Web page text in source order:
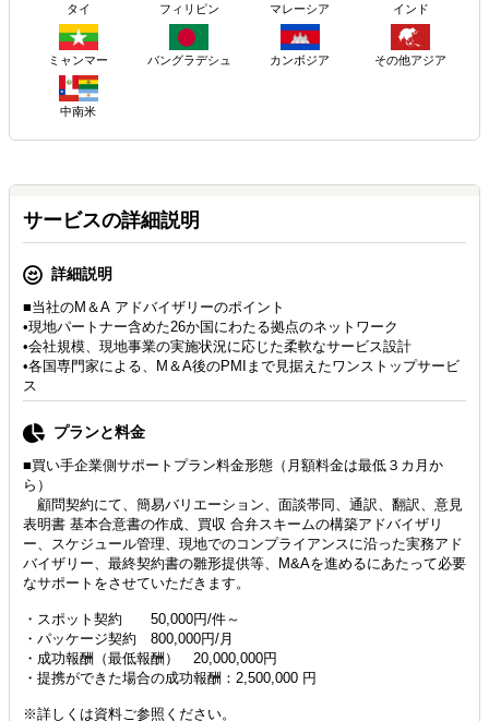
タイ フィリピン マレーシア インド
ミャンマー バングラデシュ カンボジア その他アジア
中南米
サービスの詳細説明
詳細説明
■当社のM＆A アドバイザリーのポイント
•現地パートナー含めた26か国にわたる拠点のネットワーク
•会社規模、現地事業の実施状況に応じた柔軟なサービス設計
•各国専門家による、M＆A後のPMIまで見据えたワンストップサービ
ス
プランと料金
■買い手企業側サポートプラン料金形態（月額料金は最低３カ月か
ら）
顧問契約にて、簡易バリエーション、面談帯同、通訳、翻訳、意見
表明書 基本合意書の作成、買収 合弁スキームの構築アドバイザリ
ー、スケジュール管理、現地でのコンプライアンスに沿った実務アド
バイザリー、最終契約書の雛形提供等、M&Aを進めるにあたって必要
なサポートをさせていただきます。
・スポット契約 50,000円/件～
・パッケージ契約 800,000円/月
・成功報酬（最低報酬） 20,000,000円
・提携ができた場合の成功報酬：2,500,000 円
※詳しくは資料ご参照ください。